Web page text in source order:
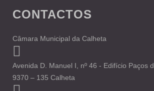
CONTACTOS
Câmara Municipal da Calheta
Avenida D. Manuel I, nº 46 - Edifício Paços
9370 – 135 Calheta